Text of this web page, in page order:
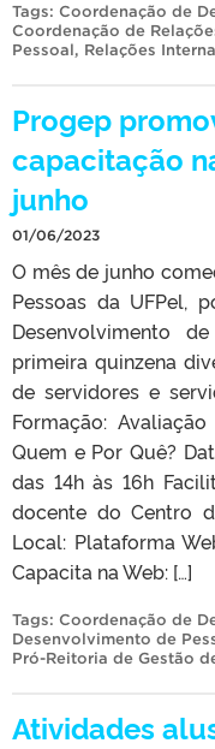
Tags: Coordenação de
Coordenação de
Pessoal, Relações
Progep
capacitação
junho
01/06/2023
O mês de junho
Pessoas da UFPel,
Desenvolvimento
primeira quinzena
de servidores e
Formação:
Quem e Por Quê?
das 14h às 16h
docente do Centro
Local: Plataforma
Capacita na Web: […]
Tags: Coordenação de
Desenvolvimento de
Pró-Reitoria de Gestão
Atividades